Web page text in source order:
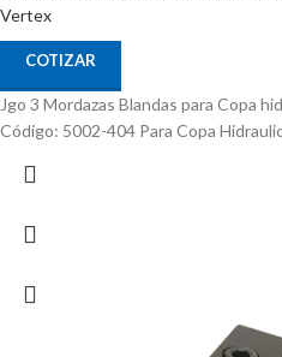
Vertex
COTIZAR
Jgo 3 Mordazas Blandas para Copa
Código: 5002-404 Para Copa